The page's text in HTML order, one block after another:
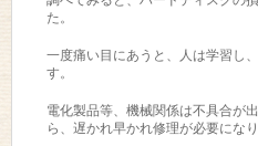
た。
一度痛い目にあうと、人は学習し
す。
電化製品等、機械関係は不具合が
ら、遅かれ早かれ修理が必要になり